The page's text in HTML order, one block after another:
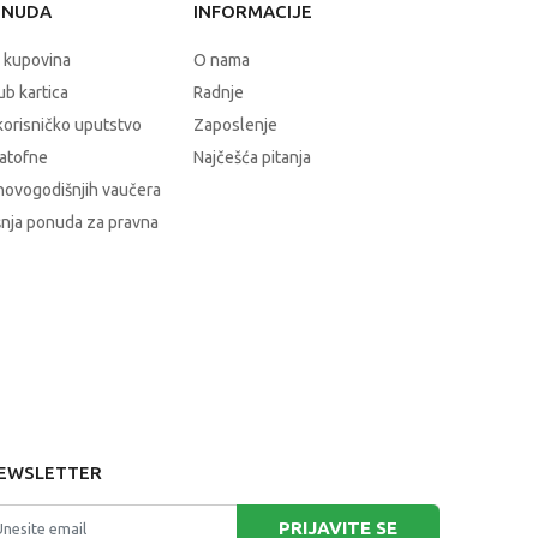
kartica
uputstvo
vaučera
ponuda za pravna
INFORMACIJE
O nama
Radnje
Zaposlenje
Najčešća pitanja
PRIJAVITE SE